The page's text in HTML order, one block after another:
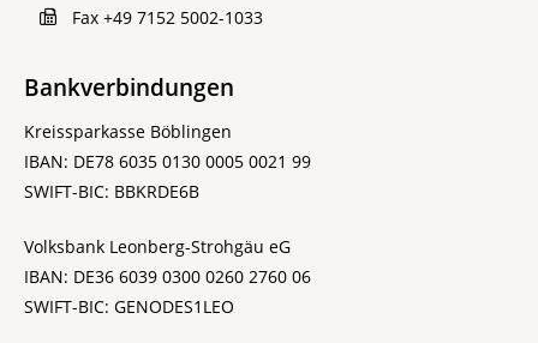
Fax +49 7152 5002-1033
Bankverbindungen
Kreissparkasse Böblingen
IBAN: DE78 6035 0130 0005 0021 99
SWIFT-BIC: BBKRDE6B
Volksbank Leonberg-Strohgäu eG
IBAN: DE36 6039 0300 0260 2760 06
SWIFT-BIC: GENODES1LEO